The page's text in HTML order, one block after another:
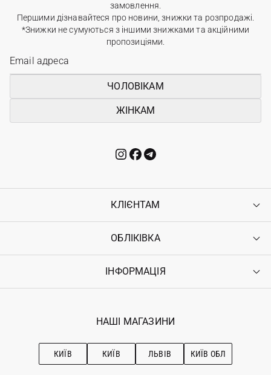
замовлення.
Першими дізнавайтеся про новини, знижки та розпродажі.
*Знижки не сумуються з іншими знижками та акційними
пропозиціями.
ЧОЛОВІКАМ
ЖІНКАМ
КЛІЄНТАМ
Контакти
Повернення
Гарантія
ОБЛІКІВКА
Увійти
Ostriv Club+
ІНФОРМАЦІЯ
Наші магазини
Рекомендації з догляду
НАШІ МАГАЗИНИ
КИЇВ КИЇВ ЛЬВІВ КИЇВ ОБЛ